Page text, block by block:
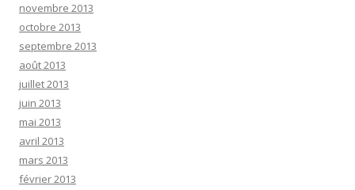
novembre 2013
octobre 2013
septembre 2013
août 2013
juillet 2013
juin 2013
mai 2013
avril 2013
mars 2013
février 2013